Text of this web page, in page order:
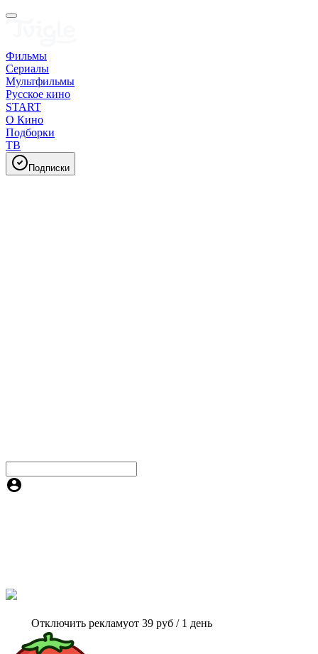
Фильмы
Сериалы
Мультфильмы
Русское кино
START
О Кино
Подборки
ТВ
Подписки
Отключить рекламуот 39 руб / 1 день